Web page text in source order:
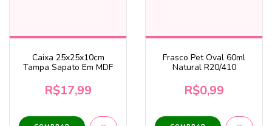
Caixa 25x25x10cm
Tampa Sapato Em MDF
R$17,99
Frasco Pet Oval 60ml
Natural R20/410
R$0,99